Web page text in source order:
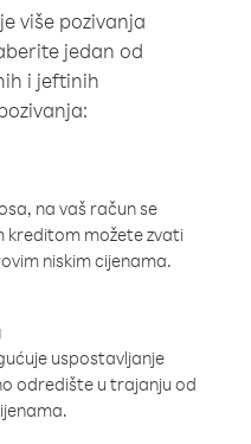
više pozivanja
jedan od
i jeftinih
na vaš račun se
kreditom možete zvati
niskim cijenama.
uspostavljanje
odredište u trajanju od